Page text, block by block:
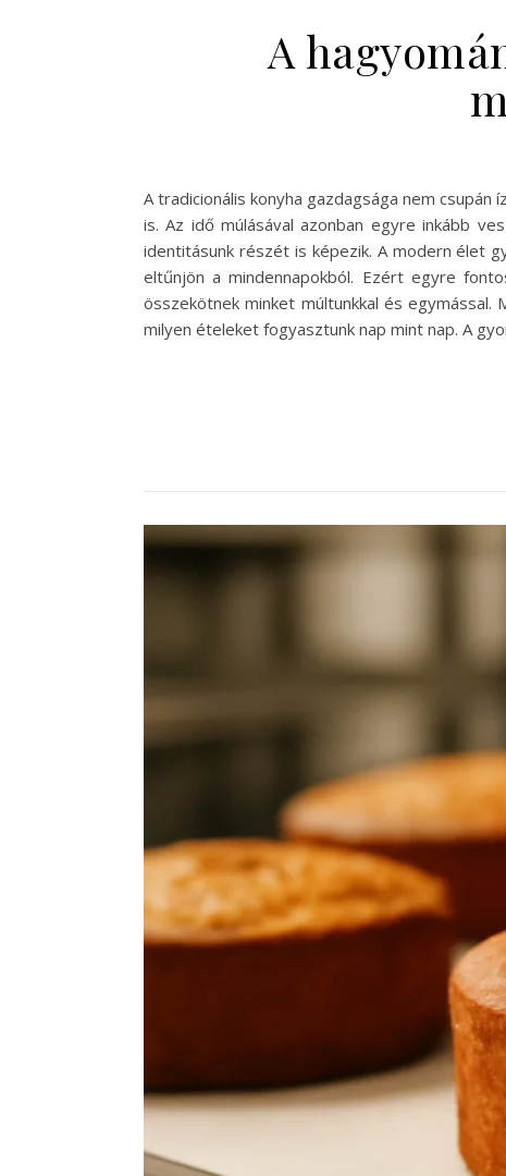
A
A tradicionális konyha gazdagsága nem
is. Az idő múlásával azonban egyre inkább
identitásunk részét is képezik. A modern élet
eltűnjön a mindennapokból. Ezért egyre
összekötnek minket múltunkkal és
milyen ételeket fogyasztunk nap mint nap. A